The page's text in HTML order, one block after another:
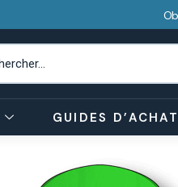
GUIDES D’ACHAT